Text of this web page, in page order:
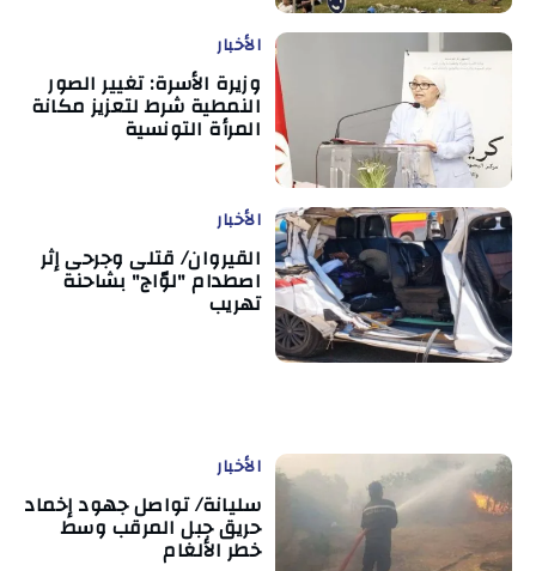
الأخبار
وزيرة الأسرة: تغيير الصور
النمطية شرط لتعزيز مكانة
المرأة التونسية
الأخبار
القيروان/ قتلى وجرحى إثر
اصطدام "لوّاج" بشاحنة
تهريب
الأخبار
سليانة/ تواصل جهود إخماد
حريق جبل المرقب وسط
خطر الألغام